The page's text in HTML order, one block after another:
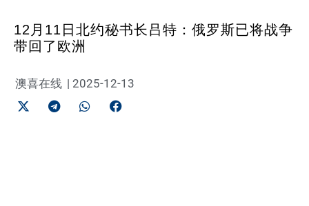
12月11日北约秘书长吕特：俄罗斯已将战争
带回了欧洲
澳喜在线 | 2025-12-13